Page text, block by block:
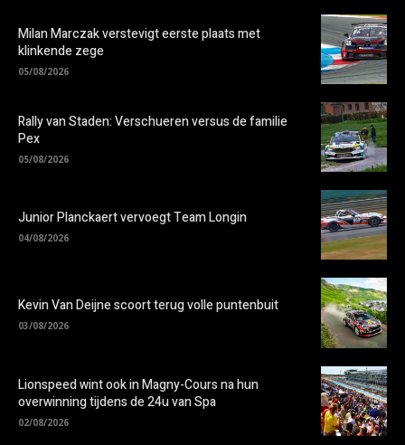
Milan Marczak verstevigt eerste plaats met
klinkende zege
05/08/2026
Rally van Staden: Verschueren versus de familie
Pex
05/08/2026
Junior Planckaert vervoegt Team Longin
04/08/2026
Kevin Van Deijne scoort terug volle puntenbuit
03/08/2026
Lionspeed wint ook in Magny-Cours na hun
overwinning tijdens de 24u van Spa
02/08/2026